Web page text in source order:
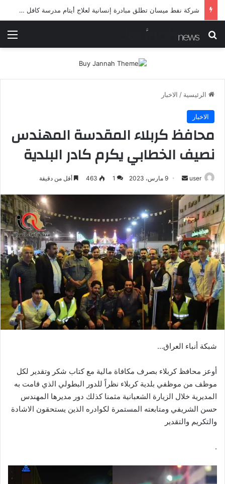
شرطة ميسان تلقي القبض على مطلقي العيارات النارية أثناء تشييع جنائزي في العمارة
بحث عن
الرئيسية / الاخبار
الاخبار
محافظ كربلاء المقدسة المهندس
نصيف الخطابي يكرم كادر البلدية
user
أرسل
إلكترونيا
9 مارس، 2023 1
463 أقل من دقيقة
شبكة أنباء العراق…
أوعز محافظ كربلاء بصرف مكافاة مالية مع كتاب شكر وتقدير لكل
موظف من موظفي بلدية كربلاء نظراً للدور البطولي الذي قامت به
المديرية خلال الزيارة الشعبانية مثمنا كذلك دور مديرها المهندس
حسن الشريفي ومتابعته المستمرة لكوادره الذين يستحقون الاشادة
والتكريم والتقدير
.